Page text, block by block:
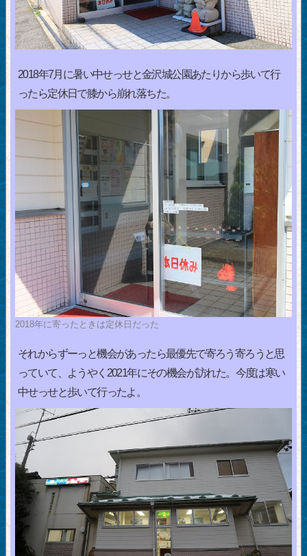
2018年7月に暑い中せっせと金沢城公園あたりから歩いて行
ったら定休日で膝から崩れ落ちた。
2018年に寄ったときは定休日だった
それからずーっと機会があったら最優先で寄ろう寄ろうと思
っていて、ようやく2021年にその機会が訪れた。今度は寒い
中せっせと歩いて行ったよ。